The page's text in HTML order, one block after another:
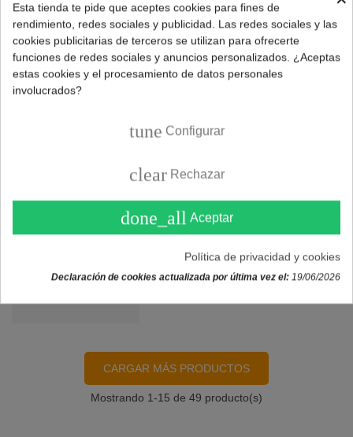
Consulta disponibilidad
Parrilla cocina gas TEKA
450x260mm (61203001)
Parrilla cocina gas TEKA
49,90 €
CARGAR MÁS PRODUCTOS
Mostrando 1-15 de 49 producto(s)
Esta tienda te pide que aceptes cookies para fines de
rendimiento, redes sociales y publicidad. Las redes sociales y las
cookies publicitarias de terceros se utilizan para ofrecerte
funciones de redes sociales y anuncios personalizados. ¿Aceptas
estas cookies y el procesamiento de datos personales
involucrados?
tune Configurar
clear Rechazar
done_all Aceptar
Política de privacidad y cookies
Declaración de cookies actualizada por última vez el: 19/06/2026